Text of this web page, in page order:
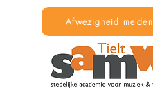
Afwezigheid melden